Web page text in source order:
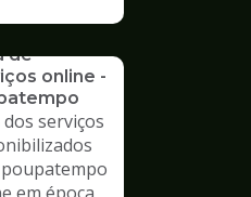
de
online -
serviços